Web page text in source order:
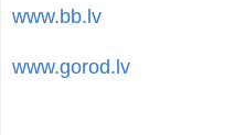
www.bb.lv
www.gorod.lv